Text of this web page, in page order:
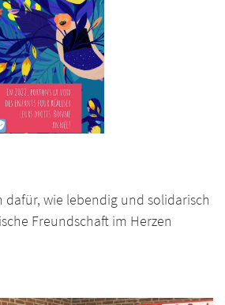
dafür, wie lebendig und solidarisch
Freundschaft im Herzen